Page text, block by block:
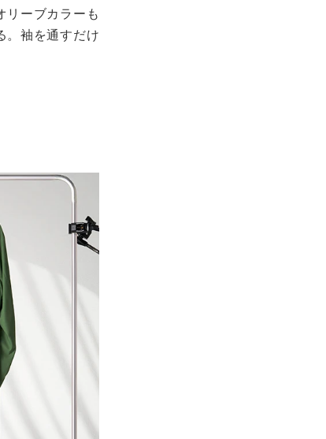
リーブカラーも
。袖を通すだけ